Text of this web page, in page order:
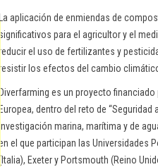
La aplicación de enmiendas de
significativos para el agricultor y el
reducir el uso de fertilizantes y
resistir los efectos del cambio
Diverfarming es un proyecto
Europea, dentro del reto de
investigación marina, marítima y de
en el que participan las Universidades
(Italia), Exeter y Portsmouth (Reino